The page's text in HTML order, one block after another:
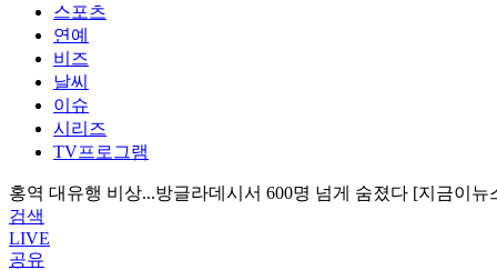
스포츠
연예
비즈
날씨
이슈
시리즈
TV프로그램
홍역 대유행 비상...방글라데시서 600명 넘게 숨졌다 [지금이뉴
검색
LIVE
공유